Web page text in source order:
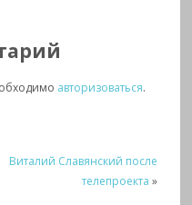
авторизоваться.
Виталий Славянский после
телепроекта »